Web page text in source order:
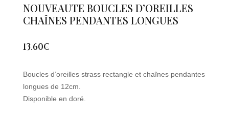
NOUVEAUTE BOUCLES D’OREILLES
CHAÎNES PENDANTES LONGUES
13.60€
Boucles d’oreilles strass rectangle et chaînes pendantes
longues de 12cm.
Disponible en doré.